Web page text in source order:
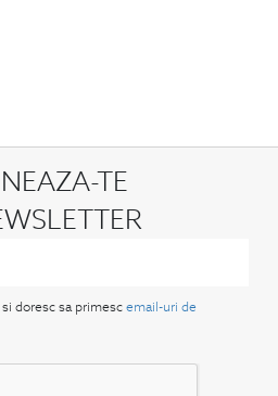
TE
doresc sa primesc email-uri de